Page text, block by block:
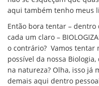
aqui também tenho meus
Então bora tentar –
cada um claro –
o contrário? Vamos tentar
possível da nossa
na natureza? Olha, isso já
demais aqui dentro